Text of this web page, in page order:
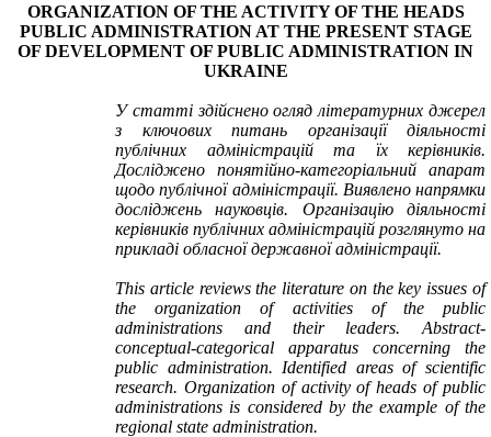
ORGANIZATION OF THE ACTIVITY OF THE HEADS
PUBLIC ADMINISTRATION AT THE PRESENT STAGE
OF DEVELOPMENT OF PUBLIC ADMINISTRATION IN
UKRAINE
У статті здійснено огляд літературних джерел
з ключових питань організації діяльності
публічних адміністрацій та їх керівників.
Досліджено понятійно-категоріальний апарат
щодо публічної адміністрації. Виявлено напрямки
досліджень науковців. Організацію діяльності
керівників публічних адміністрацій розглянуто на
прикладі обласної державної адміністрації.
This article reviews the literature on the key issues of
the organization of activities of the public
administrations and their leaders. Abstract-
conceptual-categorical apparatus concerning the
public administration. Identified areas of scientific
research. Organization of activity of heads of public
administrations is considered by the example of the
regional state administration.